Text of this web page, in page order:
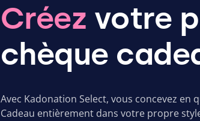
Créez votre
chèque
Avec Kadonation Select, vous concevez en
Cadeau entièrement dans votre propre